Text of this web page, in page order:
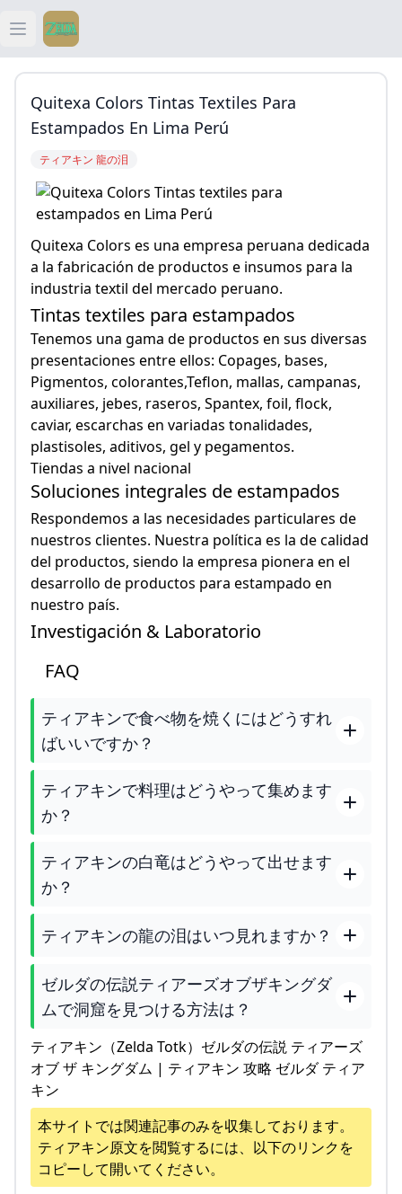
Open main menu
ティアキン
ティアキン 祠
ティアキン 攻略
Quitexa Colors Tintas Textiles Para
Estampados En Lima Perú
ティアキン 龍の泪
Quitexa Colors es una empresa peruana dedicada
a la fabricación de productos e insumos para la
industria textil del mercado peruano.
Tintas textiles para estampados
Tenemos una gama de productos en sus diversas
presentaciones entre ellos: Copages, bases,
Pigmentos, colorantes,Teflon, mallas, campanas,
auxiliares, jebes, raseros, Spantex, foil, flock,
caviar, escarchas en variadas tonalidades,
plastisoles, aditivos, gel y pegamentos.
Tiendas a nivel nacional
Soluciones integrales de estampados
Respondemos a las necesidades particulares de
nuestros clientes. Nuestra política es la de calidad
del productos, siendo la empresa pionera en el
desarrollo de productos para estampado en
nuestro país.
Investigación & Laboratorio
FAQ
ティアキンで食べ物を焼くにはどうすれ
ばいいですか？
ティアキンで料理はどうやって集めます
か？
ティアキンの白竜はどうやって出せます
か？
ティアキンの龍の泪はいつ見れますか？
ゼルダの伝説ティアーズオブザキングダ
ムで洞窟を見つける方法は？
ティアキン（Zelda Totk）ゼルダの伝説 ティアーズ
オブ ザ キングダム | ティアキン 攻略 ゼルダ ティア
キン
本サイトでは関連記事のみを収集しております。
ティアキン原文を閲覧するには、以下のリンクを
コピーして開いてください。